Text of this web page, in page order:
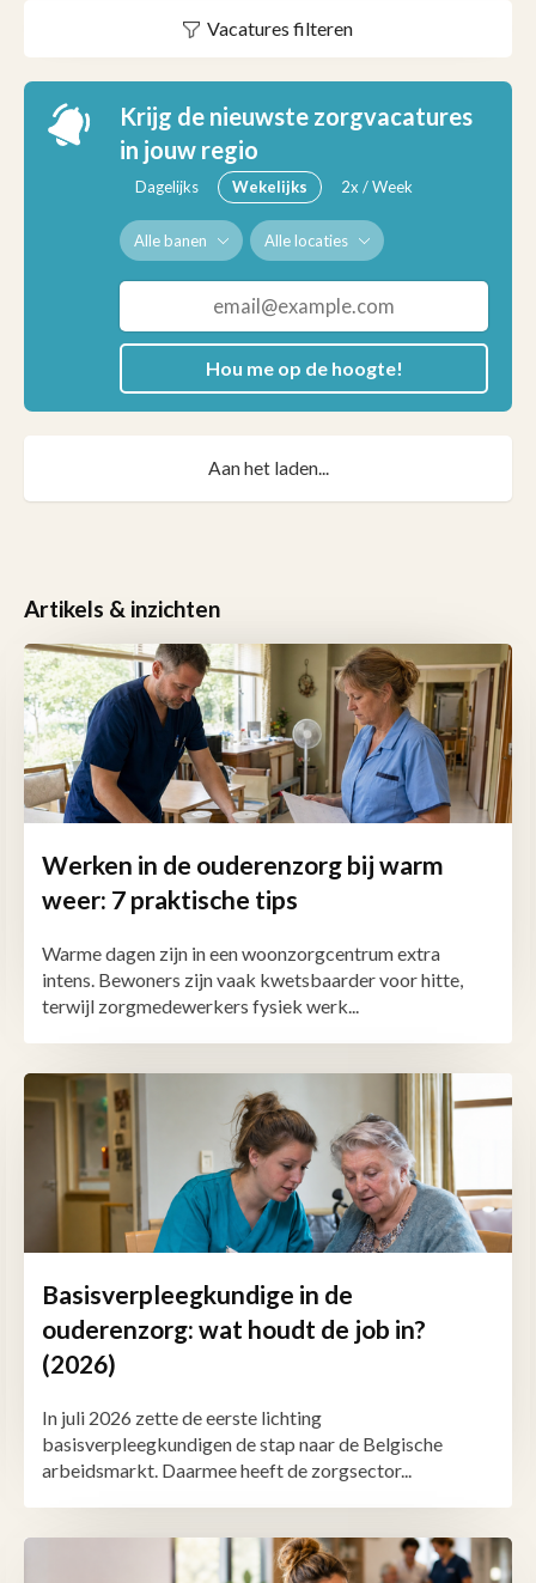
Vacatures filteren
Krijg de nieuwste zorgvacatures
in jouw regio
Dagelijks Wekelijks 2x / Week
Alle banen Alle locaties
Hou me op de hoogte!
Aan het laden...
Artikels & inzichten
Werken in de ouderenzorg bij warm
weer: 7 praktische tips
Warme dagen zijn in een woonzorgcentrum extra
intens. Bewoners zijn vaak kwetsbaarder voor hitte,
terwijl zorgmedewerkers fysiek werk...
Basisverpleegkundige in de
ouderenzorg: wat houdt de job in?
(2026)
In juli 2026 zette de eerste lichting
basisverpleegkundigen de stap naar de Belgische
arbeidsmarkt. Daarmee heeft de zorgsector...